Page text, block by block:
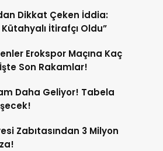
Dikkat Çeken İddia:
İtirafçı Oldu”
Erokspor Maçına Kaç
Son Rakamlar!
Daha Geliyor! Tabela
Zabıtasından 3 Milyon